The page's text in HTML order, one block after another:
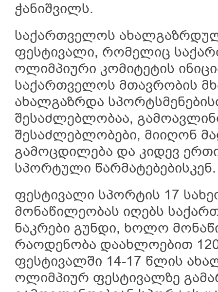
ჭანიშვილს.
საქართველოს
ფესტივალი, რომელიც
ოლიმპიური კომიტეტის
საქართველოს მთავრობის
ახალგაზრდა
შესაძლებლობაა,
შესაძლებლობები, მიიღონ
გამოცდილება და კიდევ
სპორტული წარმატებებისკენ.
ფესტივალი სპორტის 17
მონაწილეობას იღებს
ნაკრები გუნდი, ხოლო
რაოდენობა დაახლოებით
ფესტივალში 14-17 წლის
ოლიმპიურ ფესტივალზე